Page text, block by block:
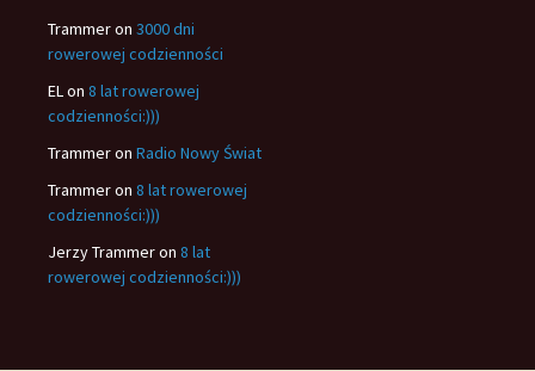
Trammeron 3000 dni
rowerowej codzienności
ELon 8 lat rowerowej
codzienności:)))
Trammeron Radio Nowy Świat
Trammeron 8 lat rowerowej
codzienności:)))
Jerzy Trammeron 8 lat
rowerowej codzienności:)))